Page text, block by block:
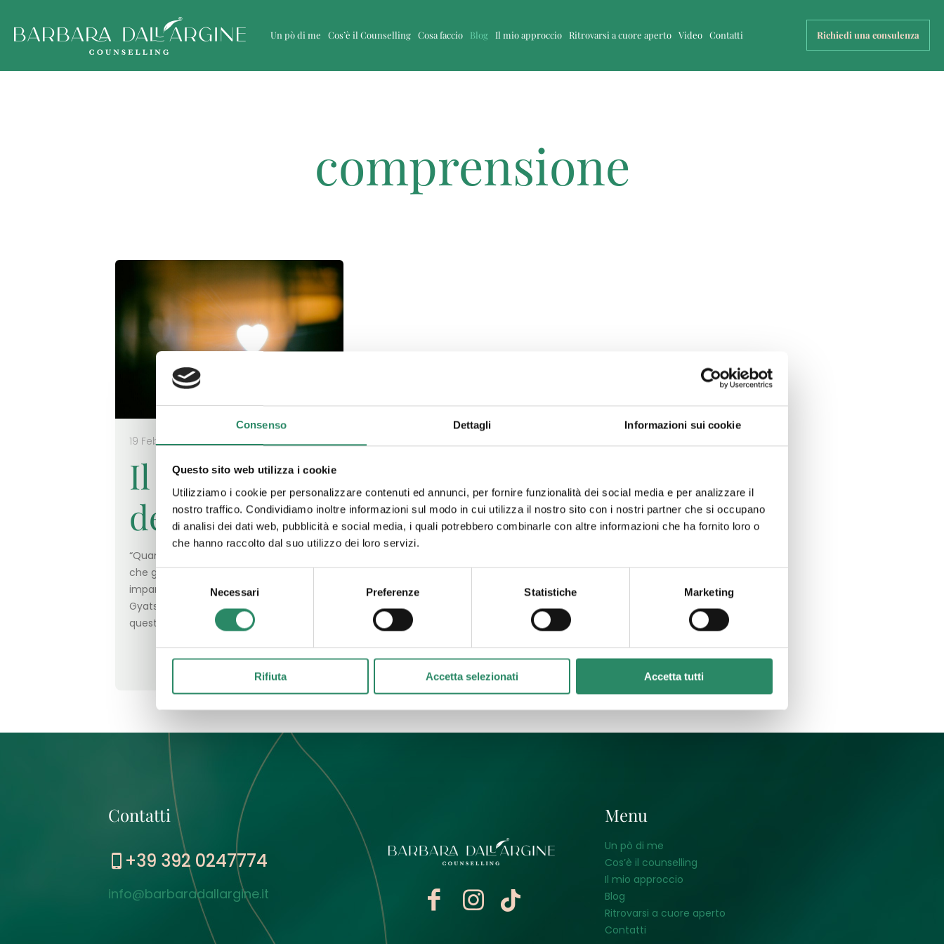
Consenso Dettagli Informazioni sui cookie
Questo sito web utilizza i cookie
Utilizziamo i cookie per personalizzare contenuti ed annunci, per fornire funzionalità dei social media e per analizzare il
nostro traffico. Condividiamo inoltre informazioni sul modo in cui utilizza il nostro sito con i nostri partner che si occupano
di analisi dei dati web, pubblicità e social media, i quali potrebbero combinarle con altre informazioni che ha fornito loro o
che hanno raccolto dal suo utilizzo dei loro servizi.
Selezione
del
consenso
Necessari Preferenze Statistiche Marketing
Rifiuta Accetta selezionati Accetta tutti
Un pò di me Cos’è il Counselling Cosa faccio Blog Il mio approccio Ritrovarsi a cuore aperto Video Contatti Richiedi una consulenza
comprensione
19 Febbraio 2026
Il dono
dell’ascolto
“Quando parli stai solo ripetendo quello
che già sai, ma se ascolti potresti
imparare qualcosa di nuovo.” Cit.Tenzin
Gyatso (XIV Dalai Lama) Parto da
questa citazione
[…]
Leggi tutto
Contatti
+39 392 0247774
info@barbaradallargine.it
Menu
Un pò di me
Cos’è il counselling
Il mio approccio
Blog
Ritrovarsi a cuore aperto
Contatti